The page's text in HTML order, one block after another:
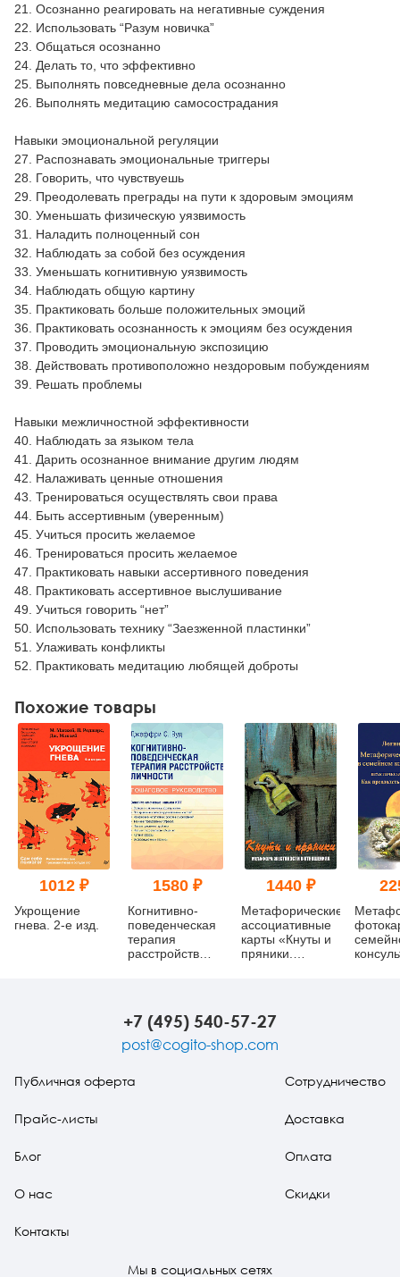
21. Осознанно реагировать на негативные суждения
22. Использовать “Разум новичка”
23. Общаться осознанно
24. Делать то, что эффективно
25. Выполнять повседневные дела осознанно
26. Выполнять медитацию самосострадания
Навыки эмоциональной регуляции
27. Распознавать эмоциональные триггеры
28. Говорить, что чувствуешь
29. Преодолевать преграды на пути к здоровым эмоциям
30. Уменьшать физическую уязвимость
31. Наладить полноценный сон
32. Наблюдать за собой без осуждения
33. Уменьшать когнитивную уязвимость
34. Наблюдать общую картину
35. Практиковать больше положительных эмоций
36. Практиковать осознанность к эмоциям без осуждения
37. Проводить эмоциональную экспозицию
38. Действовать противоположно нездоровым побуждениям
39. Решать проблемы
Навыки межличностной эффективности
40. Наблюдать за языком тела
41. Дарить осознанное внимание другим людям
42. Налаживать ценные отношения
43. Тренироваться осуществлять свои права
44. Быть ассертивным (уверенным)
45. Учиться просить желаемое
46. Тренироваться просить желаемое
47. Практиковать навыки ассертивного поведения
48. Практиковать ассертивное выслушивание
49. Учиться говорить “нет”
50. Использовать технику “Заезженной пластинки”
51. Улаживать конфликты
52. Практиковать медитацию любящей доброты
Похожие товары
1012 ₽
Укрощение
гнева. 2-е изд.
1580 ₽
Когнитивно-
поведенческая
терапия
расстройств
1440 ₽
Метафорические
ассоциативные
карты «Кнуты и
пряники.
+7 (495) 540-57-27
post@cogito-shop.com
Публичная оферта
Прайс-листы
Блог
О нас
Контакты
Сотрудничество
Доставка
Оплата
Скидки
Мы в социальных сетях